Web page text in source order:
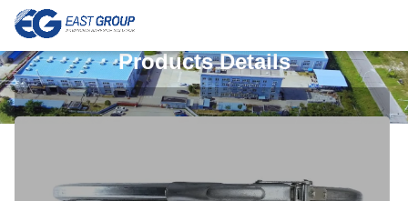
Products Details